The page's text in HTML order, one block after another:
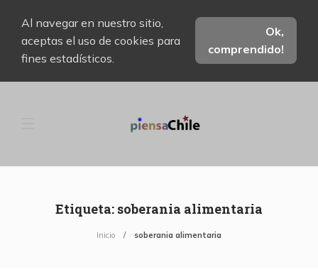
Al navegar en nuestro sitio,
aceptas el uso de cookies para
fines estadísticos.
Ok,
comprendido!
Etiqueta: soberania alimentaria
Inicio soberania alimentaria